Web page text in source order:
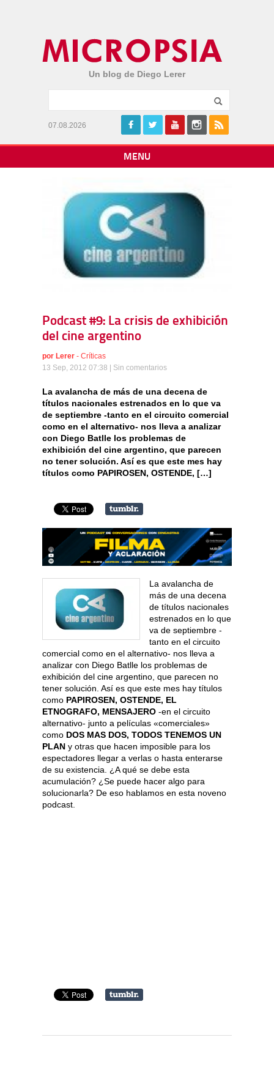
Un blog de Diego Lerer
07.08.2026
MENU
Podcast #9: La crisis de exhibición
del cine argentino
por Lerer - Críticas
13 Sep, 2012 07:38 | Sin comentarios
La avalancha de más de una decena de
títulos nacionales estrenados en lo que va
de septiembre -tanto en el circuito comercial
como en el alternativo- nos lleva a analizar
con Diego Batlle los problemas de
exhibición del cine argentino, que parecen
no tener solución. Así es que este mes hay
títulos como PAPIROSEN, OSTENDE, […]
La avalancha de
más de una decena
de títulos nacionales
estrenados en lo que
va de septiembre -
tanto en el circuito
comercial como en el alternativo- nos lleva a
analizar con Diego Batlle los problemas de
exhibición del cine argentino, que parecen no
tener solución. Así es que este mes hay títulos
como PAPIROSEN, OSTENDE, EL
ETNOGRAFO, MENSAJERO -en el circuito
alternativo- junto a películas «comerciales»
como DOS MAS DOS, TODOS TENEMOS UN
PLAN y otras que hacen imposible para los
espectadores llegar a verlas o hasta enterarse
de su existencia. ¿A qué se debe esta
acumulación? ¿Se puede hacer algo para
solucionarla? De eso hablamos en esta noveno
podcast.